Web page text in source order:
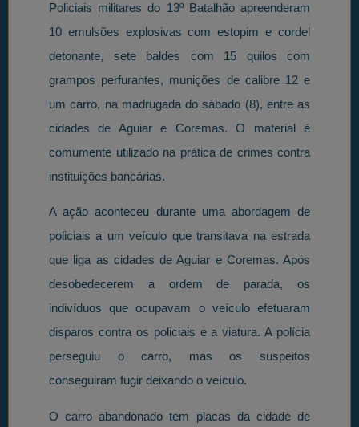
Policiais militares do 13º Batalhão apreenderam
10 emulsões explosivas com estopim e cordel
detonante, sete baldes com 15 quilos com
grampos perfurantes, munições de calibre 12 e
um carro, na madrugada do sábado (8), entre as
cidades de Aguiar e Coremas. O material é
comumente utilizado na prática de crimes contra
instituições bancárias.
A ação aconteceu durante uma abordagem de
policiais a um veículo que transitava na estrada
que liga as cidades de Aguiar e Coremas. Após
desobedecerem a ordem de parada, os
indivíduos que ocupavam o veículo efetuaram
disparos contra os policiais e a viatura. A polícia
perseguiu o carro, mas os suspeitos
conseguiram fugir deixando o veículo.
O carro abandonado tem placas da cidade de